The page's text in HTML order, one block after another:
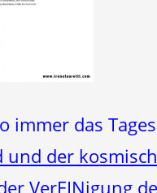
immer das
und der
VerEINigung